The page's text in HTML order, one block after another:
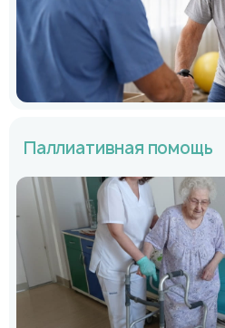
Паллиативная помощь